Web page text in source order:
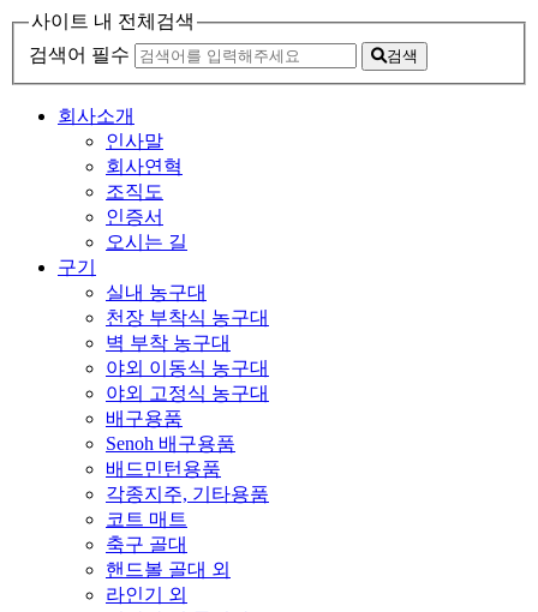
사이트 내 전체검색
검색어 필수
검색
회사소개
인사말
회사연혁
조직도
인증서
오시는 길
구기
실내 농구대
천장 부착식 농구대
벽 부착 농구대
야외 이동식 농구대
야외 고정식 농구대
배구용품
Senoh 배구용품
배드민턴용품
각종지주, 기타용품
코트 매트
축구 골대
핸드볼 골대 외
라인기 외